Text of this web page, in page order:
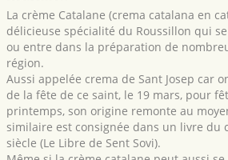
La crème Catalane (crema catalana en
délicieuse spécialité du Roussillon qui
ou entre dans la préparation de
région.
Aussi appelée crema de Sant Josep car
de la fête de ce saint, le 19 mars, pour
printemps, son origine remonte au
similaire est consignée dans un livre du
siècle (Le Libre de Sent Sovi).